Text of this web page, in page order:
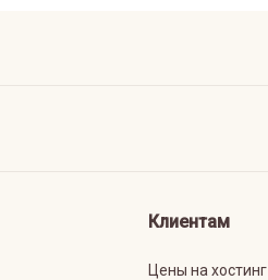
Клиентам
Цены на хостинг